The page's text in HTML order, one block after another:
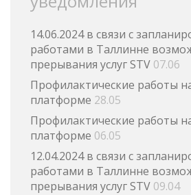
14.06.2024 в связи с
работами в Таллинне
прерывания услуг STV 07.06
Профилактические работы
платформе 28.05
Профилактические работы
платформе 06.05
12.04.2024 в связи с
работами в Таллинне
прерывания услуг STV 09.04